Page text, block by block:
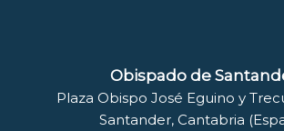
Obispado de
Plaza Obispo José Eguino y
Santander, Cantabria